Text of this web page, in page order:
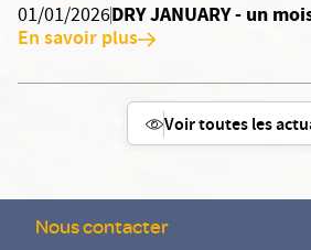
01/01/2026DRY JANUARY - un
En savoir plus
Voir toutes les
Nous contacter